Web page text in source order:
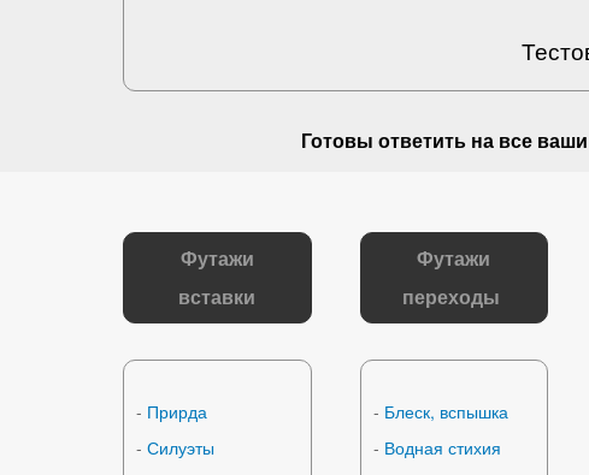
Готовы ответить на все
Футажи
вставки
- Прирда
- Силуэты
Футажи
переходы
- Блеск, вспышка
- Водная стихия